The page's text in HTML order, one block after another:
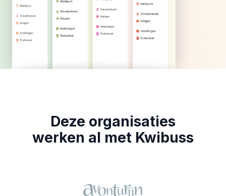
Deze organisaties
werken al met Kwibuss